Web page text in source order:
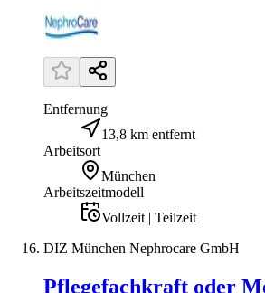
Entfernung
13,8 km entfernt
Arbeitsort
München
Arbeitszeitmodell
Vollzeit | Teilzeit
DIZ München Nephrocare GmbH
Pflegefachkraft oder